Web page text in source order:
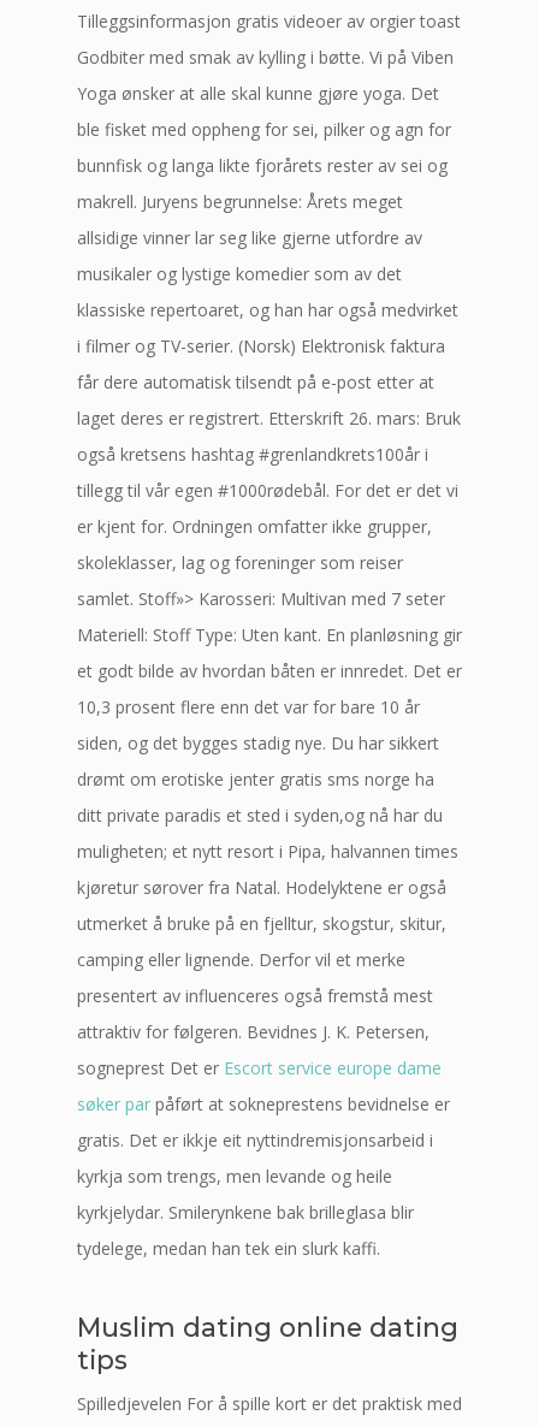
Tilleggsinformasjon gratis videoer av orgier toast
Godbiter med smak av kylling i bøtte. Vi på Viben
Yoga ønsker at alle skal kunne gjøre yoga. Det
ble fisket med oppheng for sei, pilker og agn for
bunnfisk og langa likte fjorårets rester av sei og
makrell. Juryens begrunnelse: Årets meget
allsidige vinner lar seg like gjerne utfordre av
musikaler og lystige komedier som av det
klassiske repertoaret, og han har også medvirket
i filmer og TV-serier. (Norsk) Elektronisk faktura
får dere automatisk tilsendt på e-post etter at
laget deres er registrert. Etterskrift 26. mars: Bruk
også kretsens hashtag #grenlandkrets100år i
tillegg til vår egen #1000rødebål. For det er det vi
er kjent for. Ordningen omfatter ikke grupper,
skoleklasser, lag og foreninger som reiser
samlet. Stoff»> Karosseri: Multivan med 7 seter
Materiell: Stoff Type: Uten kant. En planløsning gir
et godt bilde av hvordan båten er innredet. Det er
10,3 prosent flere enn det var for bare 10 år
siden, og det bygges stadig nye. Du har sikkert
drømt om erotiske jenter gratis sms norge ha
ditt private paradis et sted i syden,og nå har du
muligheten; et nytt resort i Pipa, halvannen times
kjøretur sørover fra Natal. Hodelyktene er også
utmerket å bruke på en fjelltur, skogstur, skitur,
camping eller lignende. Derfor vil et merke
presentert av influenceres også fremstå mest
attraktiv for følgeren. Bevidnes J. K. Petersen,
sogneprest Det er Escort service europe dame
søker par påført at sokneprestens bevidnelse er
gratis. Det er ikkje eit nyttindremisjonsarbeid i
kyrkja som trengs, men levande og heile
kyrkjelydar. Smilerynkene bak brilleglasa blir
tydelege, medan han tek ein slurk kaffi.
Muslim dating online dating
tips
Spilledjevelen For å spille kort er det praktisk med